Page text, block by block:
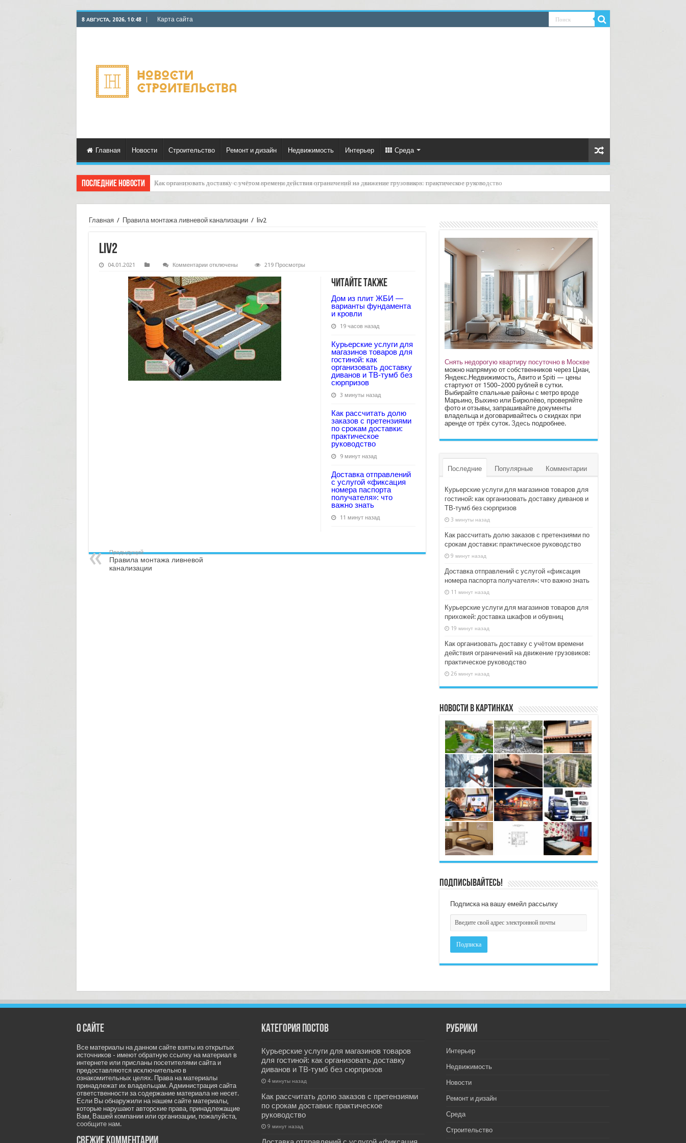
8 АВГУСТА, 2026, 10:48 Карта сайта
Главная Новости Строительство Ремонт и дизайн Недвижимость Интерьер Среда
Последние новости Доставка грузов с услугой «контроль температуры поверхности груза»: как защитить товар от сюрпризов по пути
Главная / Правила монтажа ливневой канализации / liv2
liv2
04.01.2021 Комментариик
liv2
отключены 219 Просмотры
Читайте также
Дом из плит ЖБИ —
варианты фундамента
и кровли
19 часов назад
Курьерские услуги для
магазинов товаров для
гостиной: как
организовать доставку
диванов и ТВ‑тумб без
сюрпризов
3 минуты назад
Как рассчитать долю
заказов с претензиями
по срокам доставки:
практическое
руководство
9 минут назад
Доставка отправлений
с услугой «фиксация
номера паспорта
получателя»: что
важно знать
11 минут назад
Предыдущий
Правила монтажа ливневой
канализации
Снять недорогую квартиру посуточно в Москве
можно напрямую от собственников через Циан,
Яндекс.Недвижимость, Авито и Spiti — цены
стартуют от 1500–2000 рублей в сутки.
Выбирайте спальные районы с метро вроде
Марьино, Выхино или Бирюлёво, проверяйте
фото и отзывы, запрашивайте документы
владельца и договаривайтесь о скидках при
аренде от трёх суток. Здесьподробнее.
Последние Популярные Комментарии
Курьерские услуги для магазинов товаров для
гостиной: как организовать доставку диванов и
ТВ‑тумб без сюрпризов
3 минуты назад
Как рассчитать долю заказов с претензиями по
срокам доставки: практическое руководство
9 минут назад
Доставка отправлений с услугой «фиксация
номера паспорта получателя»: что важно знать
11 минут назад
Курьерские услуги для магазинов товаров для
прихожей: доставка шкафов и обувниц
19 минут назад
Как организовать доставку с учётом времени
действия ограничений на движение грузовиков:
практическое руководство
26 минут назад
Новости в картинках
Подписывайтесь!
Подписка на вашу емейл рассылку
О сайте
Все материалы на данном сайте взяты из открытых
источников - имеют обратную ссылку на материал в
интернете или присланы посетителями сайта и
предоставляются исключительно в
ознакомительных целях. Права на материалы
принадлежат их владельцам. Администрация сайта
ответственности за содержание материала не несет.
Если Вы обнаружили на нашем сайте материалы,
которые нарушают авторские права, принадлежащие
Вам, Вашей компании или организации, пожалуйста,
сообщите нам.
Категория постов
Курьерские услуги для магазинов товаров
для гостиной: как организовать доставку
диванов и ТВ‑тумб без сюрпризов
4 минуты назад
Как рассчитать долю заказов с претензиями
по срокам доставки: практическое
руководство
9 минут назад
РУбрики
Интерьер
Недвижимость
Новости
Ремонт и дизайн
Среда
Строительство